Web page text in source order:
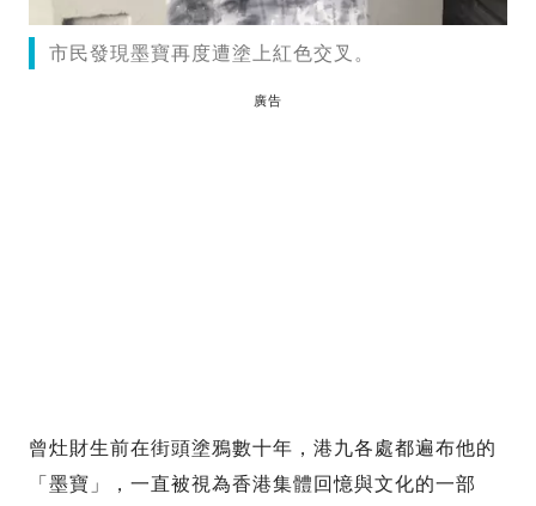
市民發現墨寶再度遭塗上紅色交叉。
廣告
曾灶財生前在街頭塗鴉數十年，港九各處都遍布他的
「墨寶」，一直被視為香港集體回憶與文化的一部